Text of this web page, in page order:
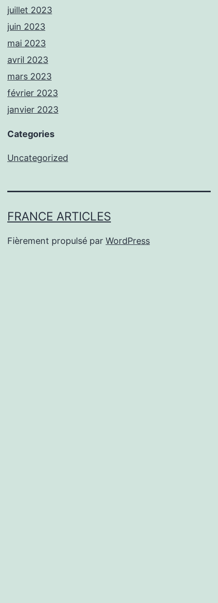
juillet 2023
juin 2023
mai 2023
avril 2023
mars 2023
février 2023
janvier 2023
Categories
Uncategorized
FRANCE ARTICLES
Fièrement propulsé par WordPress